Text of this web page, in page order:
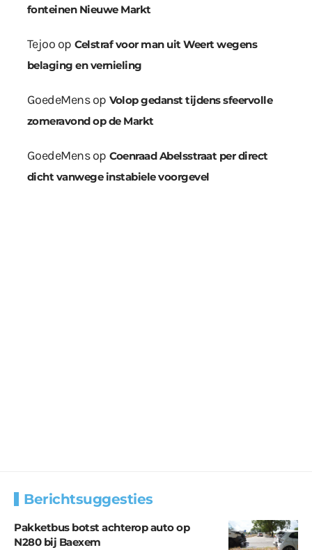
fonteinen Nieuwe Markt
Tejoo op Celstraf voor man uit Weert wegens
belaging en vernieling
GoedeMensop Volop gedanst tijdens sfeervolle
zomeravond op de Markt
GoedeMensop Coenraad Abelsstraat per direct
dicht vanwege instabiele voorgevel
Berichtsuggesties
Pakketbus botst achterop auto op
N280 bij Baexem